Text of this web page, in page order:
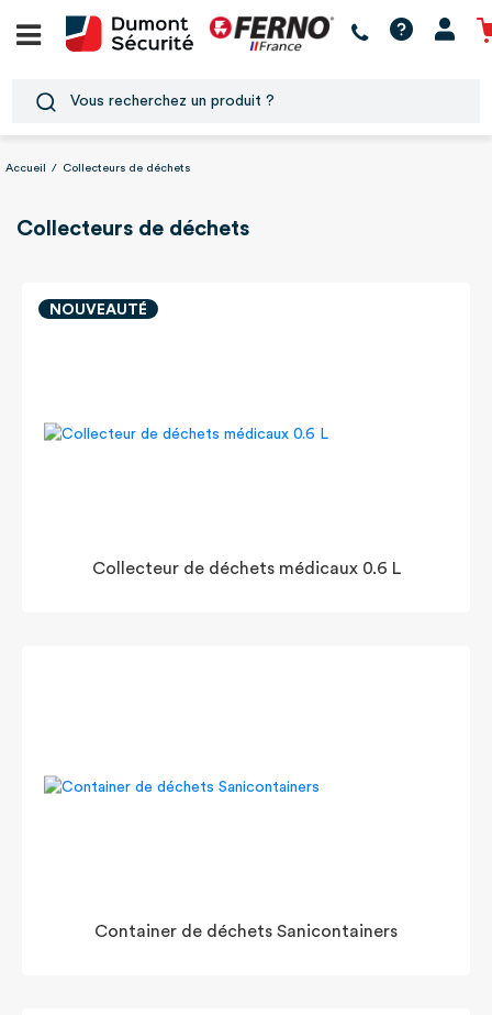
Accueil / Collecteurs de déchets
Collecteurs de déchets
NOUVEAUTÉ
Collecteur de déchets médicaux 0.6 L
Container de déchets Sanicontainers